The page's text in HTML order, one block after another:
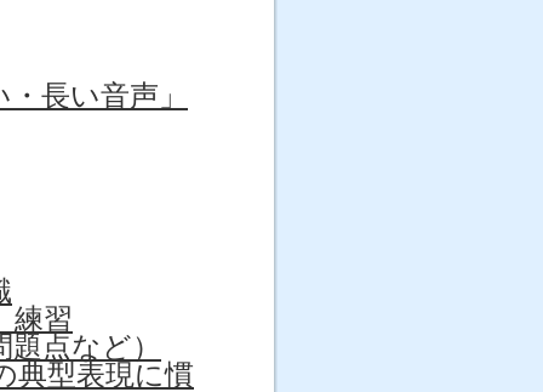
長い音声」
練習
点など）
典型表現に慣